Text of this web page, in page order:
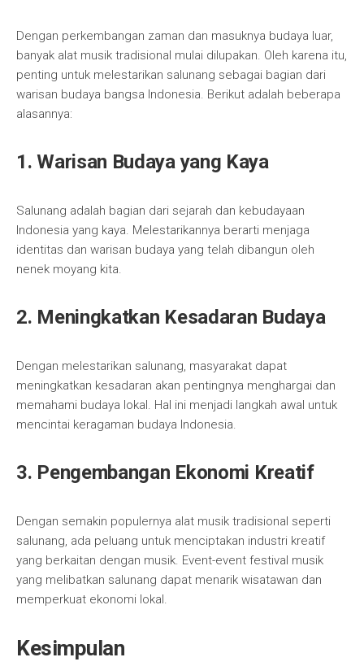
Dengan perkembangan zaman dan masuknya budaya luar,
banyak alat musik tradisional mulai dilupakan. Oleh karena itu,
penting untuk melestarikan salunang sebagai bagian dari
warisan budaya bangsa Indonesia. Berikut adalah beberapa
alasannya:
1. Warisan Budaya yang Kaya
Salunang adalah bagian dari sejarah dan kebudayaan
Indonesia yang kaya. Melestarikannya berarti menjaga
identitas dan warisan budaya yang telah dibangun oleh
nenek moyang kita.
2. Meningkatkan Kesadaran Budaya
Dengan melestarikan salunang, masyarakat dapat
meningkatkan kesadaran akan pentingnya menghargai dan
memahami budaya lokal. Hal ini menjadi langkah awal untuk
mencintai keragaman budaya Indonesia.
3. Pengembangan Ekonomi Kreatif
Dengan semakin populernya alat musik tradisional seperti
salunang, ada peluang untuk menciptakan industri kreatif
yang berkaitan dengan musik. Event-event festival musik
yang melibatkan salunang dapat menarik wisatawan dan
memperkuat ekonomi lokal.
Kesimpulan